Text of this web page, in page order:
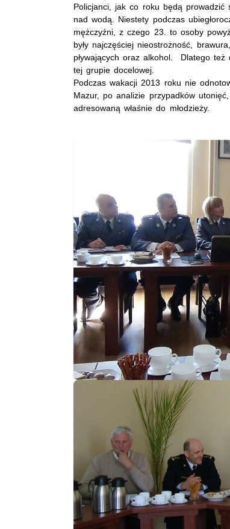
Policjanci, jak co roku będą prowadzić
nad wodą. Niestety podczas
mężczyźni, z czego 23. to osoby
były najczęściej nieostrożność,
pływających oraz alkohol. Dlatego też
tej grupie docelowej.
Podczas wakacji 2013 roku nie
Mazur, po analizie przypadków
adresowaną właśnie do młodzieży.